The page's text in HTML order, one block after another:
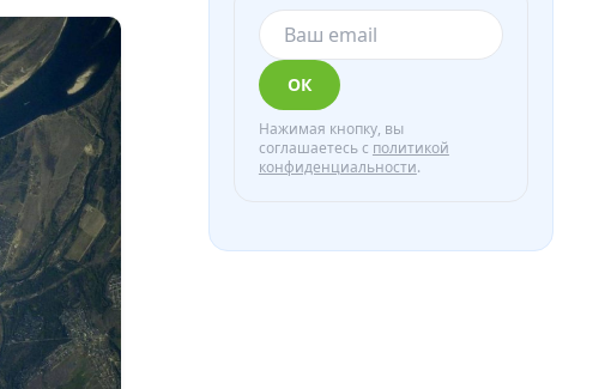
ОК
Нажимая кнопку, вы
соглашаетесь с политикой
конфиденциальности.